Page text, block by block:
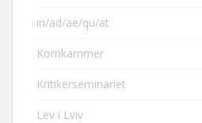
in/ad/ae/qu/at
Kornkammer
Kritikerseminariet
Lev i Lviv